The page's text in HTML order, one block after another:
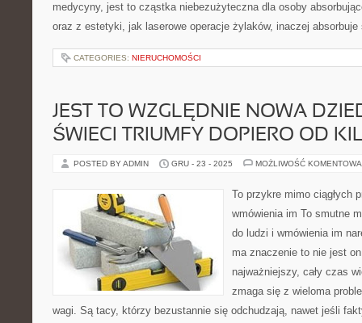
medycyny, jest to cząstka niebezużyteczna dla osoby
oraz z estetyki, jak laserowe operacje żylaków, inaczej
CATEGORIES: NIERUCHOMOŚCI
JEST TO WZGLĘDNIE NOWA
ŚWIECI TRIUMFY DOPIERO OD
POSTED BY ADMIN GRU - 23 - 2025 MOŻLIWOŚĆ
To przykre mimo ciągłych
wmówienia im To smutne
do ludzi i wmówienia im
ma znaczenie to nie jest
najważniejszy, cały czas
zmaga się z wieloma
wagi. Są tacy, którzy bezustannie się odchudzają, nawet jeśli